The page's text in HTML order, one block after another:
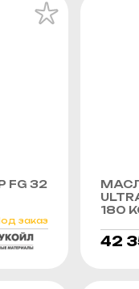
FG 32
заказ
180
42